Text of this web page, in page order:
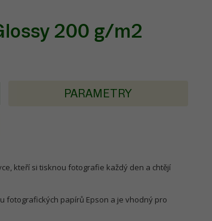
200 g/m2
PARAMETRY
kteří si tisknou fotografie každý den a chtějí
fotografických papírů Epson a je vhodný pro